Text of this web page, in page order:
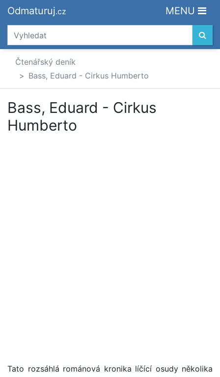
Odmaturuj.cz MENU
Čtenářský deník
Bass, Eduard - Cirkus Humberto
Bass, Eduard - Cirkus
Humberto
Tato rozsáhlá románová kronika líčící osudy několika